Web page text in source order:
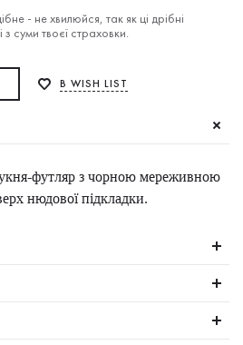
- не хвилюйся, так як ці дрібні
суми твоєї страховки.
В WISH LIST
футляр з чорною мереживною
нюдової підкладки.